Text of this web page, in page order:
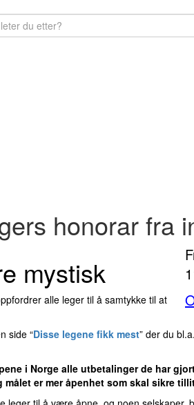
honorar fra
mystisk
alle leger til å samtykke til at
side “Disse legene fikk mest” der du
i Norge alle utbetalinger de har
er mer åpenhet som skal sikre